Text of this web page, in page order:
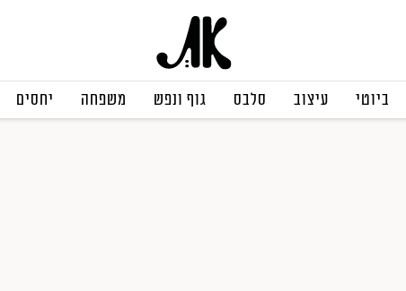
ביוטי עיצוב סלבס גוף ונפש משפחה יחסים